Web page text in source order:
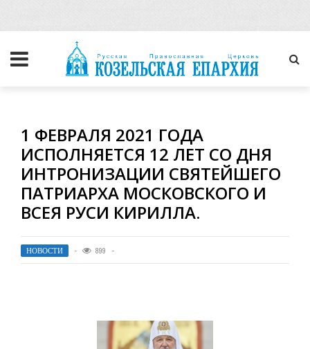
1 ФЕВРАЛЯ 2021 ГОДА
ИСПОЛНЯЕТСЯ 12 ЛЕТ СО ДНЯ
ИНТРОНИЗАЦИИ СВЯТЕЙШЕГО
ПАТРИАРХА МОСКОВСКОГО И
ВСЕЯ РУСИ КИРИЛЛА.
НОВОСТИ 899